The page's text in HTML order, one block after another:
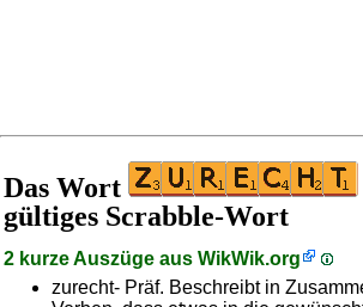
Das Wort
gültiges Scrabble-Wort
2 kurze Auszüge aus WikWik.org
zurecht- Präf. Beschreibt in